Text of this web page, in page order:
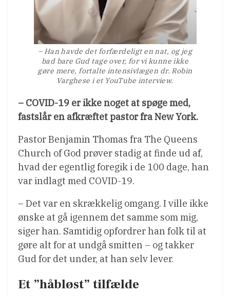
– Han havde det forfærdeligt en nat, og jeg
bad bare Gud tage over, for vi kunne ikke
gøre mere, fortalte intensivlægen dr. Robin
Varghese i et YouTube interview.
– COVID-19 er ikke noget at spøge med,
fastslår en afkræftet pastor fra New York.
Pastor Benjamin Thomas fra The Queens
Church of God prøver stadig at finde ud af,
hvad der egentlig foregik i de 100 dage, han
var indlagt med COVID-19.
– Det var en skrækkelig omgang. I ville ikke
ønske at gå igennem det samme som mig,
siger han. Samtidig opfordrer han folk til at
gøre alt for at undgå smitten – og takker
Gud for det under, at han selv lever.
Et ”håbløst” tilfælde